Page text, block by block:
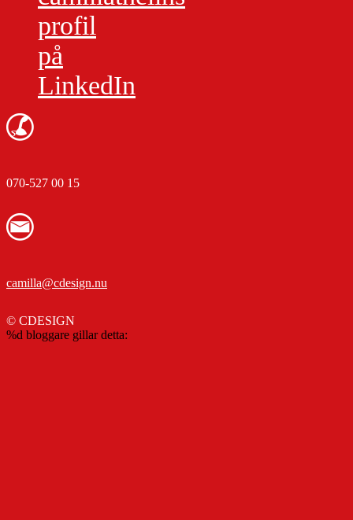
profil
på
LinkedIn
070-527 00 15
camilla@cdesign.nu
© CDESIGN
%d bloggare gillar detta: